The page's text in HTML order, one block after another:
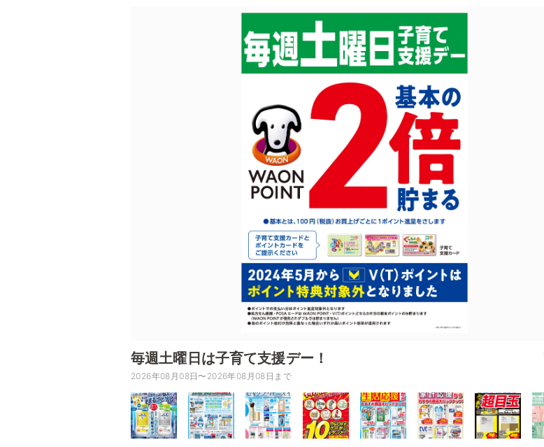
毎週土曜日は子育て支援デー！
2026年08月08日〜2026年08月08日まで